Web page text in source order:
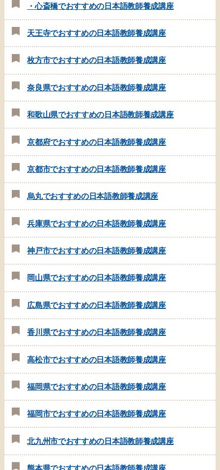
・心斎橋でおすすめの日本語教師養成講座
天王寺でおすすめの日本語教師養成講座
枚方市でおすすめの日本語教師養成講座
奈良県でおすすめの日本語教師養成講座
和歌山県でおすすめの日本語教師養成講座
京都府でおすすめの日本語教師養成講座
京都市でおすすめの日本語教師養成講座
烏丸でおすすめの日本語教師養成講座
兵庫県でおすすめの日本語教師養成講座
神戸市でおすすめの日本語教師養成講座
岡山県でおすすめの日本語教師養成講座
広島県でおすすめの日本語教師養成講座
香川県でおすすめの日本語教師養成講座
高松市でおすすめの日本語教師養成講座
福岡県でおすすめの日本語教師養成講座
福岡市でおすすめの日本語教師養成講座
北九州市でおすすめの日本語教師養成講座
熊本県でおすすめの日本語教師養成講座